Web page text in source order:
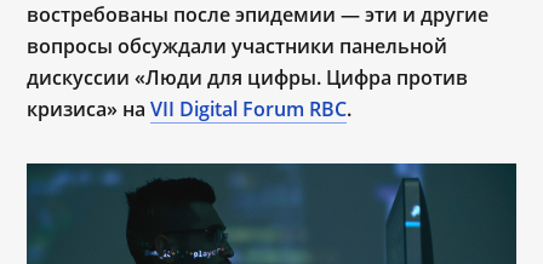
востребованы после эпидемии — эти и другие
вопросы обсуждали участники панельной
дискуссии «Люди для цифры. Цифра против
кризиса» наVII Digital Forum RBC.